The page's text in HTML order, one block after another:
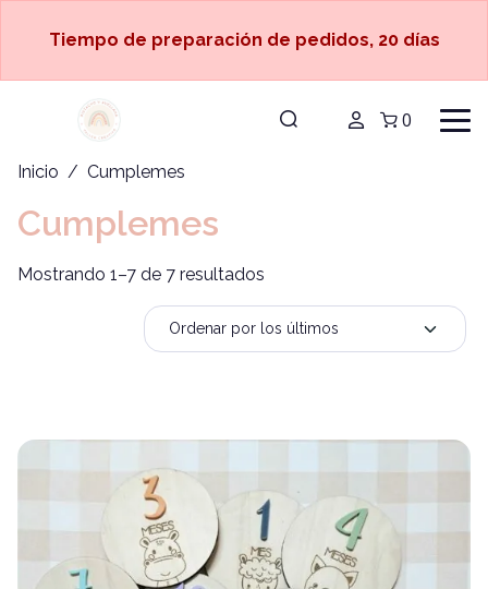
Tiempo de preparación de pedidos, 20 días
0
Inicio / Cumplemes
Cumplemes
Mostrando 1–7 de 7 resultados